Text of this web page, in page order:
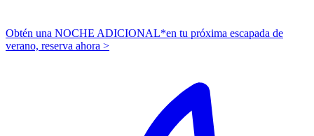
Obtén una NOCHE ADICIONAL*en tu próxima escapada de
verano, reserva ahora >